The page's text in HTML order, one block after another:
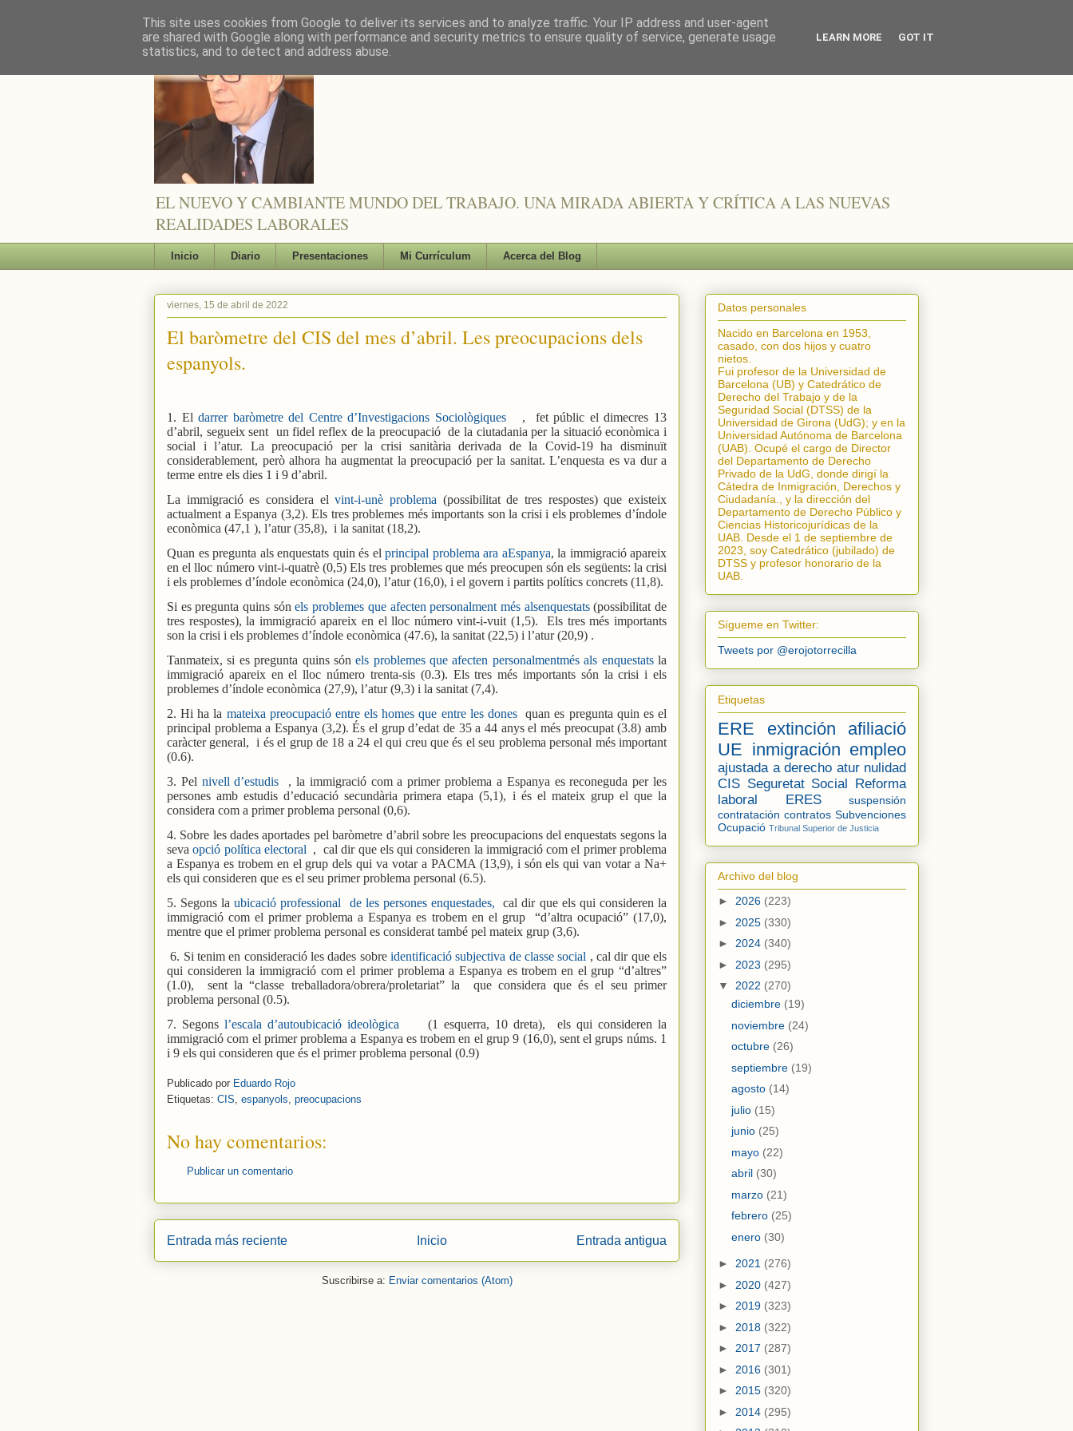
EL NUEVO Y CAMBIANTE MUNDO DEL TRABAJO. UNA MIRADA ABIERTA Y CRÍTICA A LAS NUEVAS
REALIDADES LABORALES
Inicio Diario Presentaciones Mi Currículum Acerca del Blog
viernes, 15 de abril de 2022
El baròmetre del CIS del mes d’abril. Les preocupacions dels
espanyols.
1. Eldarrer baròmetre del Centre d’Investigacions Sociològiques ,
fet públic el dimecres 13
d’abril, segueix sent un fidel reflex de la preocupació de la ciutadania per la situació econòmica i
social i l’atur. La preocupació per la crisi sanitària derivada de la Covid-19 ha disminuït
considerablement, però alhora ha augmentat la preocupació per la sanitat. L’enquesta es va dur a
terme entre els dies 1 i 9 d’abril.
La immigració es considera elvint-i-unè problema (possibilitat de tres respostes) que existeix
actualment a Espanya (3,2). Els tres problemes més importants son la crisi i els problemes d’índole
econòmica (47,1 ), l’atur (35,8), i la sanitat (18,2).
Quan es pregunta als enquestats quin és el principal problema ara aEspanya, la immigració apareix
en el lloc número vint-i-quatrè (0,5) Els tres problemes que més preocupen són els següents: la crisi
i els problemes d’índole econòmica (24,0), l’atur (16,0), i el govern i partits polítics concrets (11,8).
Si es pregunta quins sónels problemes que afecten personalment més alsenquestats(possibilitat de
tres respostes), la immigració apareix en el lloc número vint-i-vuit (1,5).
Els tres més importants
son la crisi i els problemes d’índole econòmica (47.6), la sanitat (22,5) i l’atur (20,9) .
Tanmateix, si es pregunta quins sónels problemes que afecten personalmentmés als enquestatsla
immigració apareix en el lloc número trenta-sis (0.3). Els tres més importants són la crisi i els
problemes d’índole econòmica (27,9), l’atur (9,3) i la sanitat (7,4).
2. Hi ha la mateixa preocupació entre els homes que entre les dones
quan es pregunta quin es el
principal problema a Espanya (3,2). És el grup d’edat de 35 a 44 anys el més preocupat (3.8) amb
caràcter general,
i és el grup de 18 a 24 el qui creu que és el seu problema personal més important
(0.6).
3. Pel nivell d’estudis
, la immigració com a primer problema a Espanya es reconeguda per les
persones amb estudis d’educació secundària primera etapa (5,1), i és el mateix grup el que la
considera com a primer problema personal (0,6).
4. Sobre les dades aportades pel baròmetre d’abril sobre les preocupacions del enquestats segons la
sevaopció política electoral , cal dir que els qui consideren la immigració com el primer problema
a Espanya es trobem en el grup dels qui va votar a PACMA (13,9), i són els qui van votar a Na+
els qui consideren que es el seu primer problema personal (6.5).
5. Segons laubicació professional de les persones enquestades, cal dir que els qui consideren la
immigració com el primer problema a Espanya es trobem en el grup
“d’altra ocupació” (17,0),
mentre que el primer problema personal es considerat també pel mateix grup (3,6).
6. Si tenim en consideració les dades sobreidentificació subjectiva de classe social , cal dir que els
qui consideren la immigració com el primer problema a Espanya es trobem en el grup “d’altres”
(1.0),
sent la “classe treballadora/obrera/proletariat” la
que considera que és el seu primer
problema personal (0.5).
7. Segonsl’escala d’autoubicació ideològica (1 esquerra, 10 dreta),
els qui consideren la
immigració com el primer problema a Espanya es trobem en el grup 9 (16,0), sent el grups núms. 1
i 9 els qui consideren que és el primer problema personal (0.9)
Publicado por Eduardo Rojo
Etiquetas: CIS, espanyols, preocupacions
No hay comentarios:
Publicar un comentario
Entrada más reciente Entrada antigua
Inicio
Suscribirse a: Enviar comentarios (Atom)
Datos personales
Nacido en Barcelona en 1953,
casado, con dos hijos y cuatro
nietos.
Fui profesor de la Universidad de
Barcelona (UB) y Catedrático de
Derecho del Trabajo y de la
Seguridad Social (DTSS) de la
Universidad de Girona (UdG); y en la
Universidad Autónoma de Barcelona
(UAB). Ocupé el cargo de Director
del Departamento de Derecho
Privado de la UdG, donde dirigí la
Cátedra de Inmigración, Derechos y
Ciudadanía.
, y la dirección del
Departamento de Derecho Público y
Ciencias Historicojurídicas de la
UAB. Desde el 1 de septiembre de
2023, soy Catedrático (jubilado) de
DTSS y profesor honorario de la
UAB.
Sígueme en Twitter:
Tweets por @erojotorrecilla
Etiquetas
ERE extinción
afiliació
UE inmigración empleo
ajustada a derecho atur nulidad
CIS Seguretat Social Reforma
laboral
ERES
suspensión
contratación contratos Subvenciones
Ocupació Tribunal Superior de Justicia
Archivo del blog
► 2026 (223)
► 2025 (330)
► 2024 (340)
► 2023 (295)
▼ 2022 (270)
diciembre (19)
noviembre (24)
octubre (26)
septiembre (19)
agosto (14)
julio (15)
junio (25)
mayo (22)
abril (30)
marzo (21)
febrero (25)
enero (30)
► 2021 (276)
► 2020 (427)
► 2019 (323)
► 2018 (322)
► 2017 (287)
► 2016 (301)
► 2015 (320)
► 2014 (295)
This site uses cookies from Google to deliver its services and to analyze traffic. Your IP address and user-agent
are shared with Google along with performance and security metrics to ensure quality of service, generate usage
statistics, and to detect and address abuse.
LEARN MORE GOT IT